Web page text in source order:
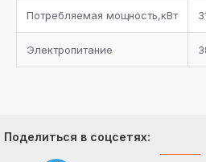
Фильтр-очиститель на линии
Потребляемая мощность,кВт
Электропитание
Поделиться в соцсетях: